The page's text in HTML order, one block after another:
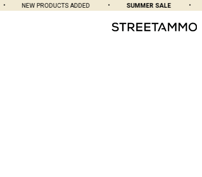
NEW PRODUCTS ADDED SUMMER SALE